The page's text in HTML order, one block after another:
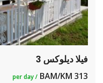
فيلا ديلوكس 3
313 BAM/KM
/ per day